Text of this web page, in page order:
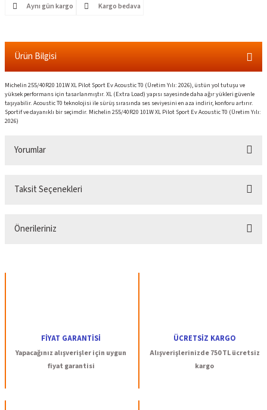
Aynı gün kargo Kargo bedava
Ürün Bilgisi
Michelin 255/40R20 101W XL Pilot Sport Ev Acoustic T0 (Üretim Yılı: 2026), üstün yol tutuşu ve
yüksek performans için tasarlanmıştır. XL (Extra Load) yapısı sayesinde daha ağır yükleri güvenle
taşıyabilir. Acoustic T0 teknolojisi ile sürüş sırasında ses seviyesini en aza indirir, konforu artırır.
Sportif ve dayanıklı bir seçimdir. Michelin 255/40R20 101W XL Pilot Sport Ev Acoustic T0 (Üretim Yılı:
2026)
Yorumlar
Taksit Seçenekleri
Önerileriniz
Ürün fiyatı diğer sitelerden daha pahalı.
FİYAT GARANTİSİ
Yapacağınız alışverişler için uygun
fiyat garantisi
ÜCRETSİZ KARGO
Alışverişlerinizde 750 TL ücretsiz
kargo